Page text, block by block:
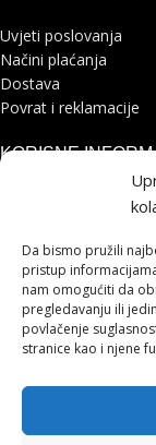
Da bismo pružili
pristup
nam omogućiti da
pregledavanju ili
povlačenje
stranice kao i njene
Uvjeti poslovanja
Načini plaćanja
Dostava
Povrat i reklamacije
KORISNE
Zaštita osobnih
Pohvale i prigovori
Platforma za online
STRANICE
Shimano servisni
Kontakt
HOHNJEC